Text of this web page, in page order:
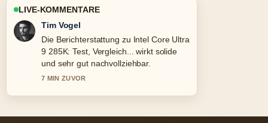
LIVE-KOMMENTARE
Mila Kruger
Gute Verifikationsarbeit zu Unfall Rüti
ZH heute: Aktuelle Meldungen und....
Mehr Medien sollten so schreiben.
9 MIN ZUVOR